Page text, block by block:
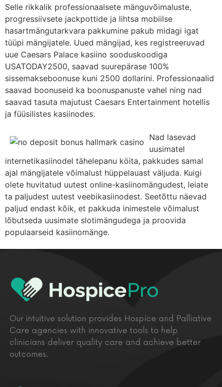
Selle rikkalik professionaalsete mänguvõimaluste,
progressiivsete jackpottide ja lihtsa mobiilse
hasartmängutarkvara pakkumine pakub midagi igat
tüüpi mängijatele. Uued mängijad, kes registreeruvad
uue Caesars Palace kasiino sooduskoodiga
USATODAY2500, saavad suurepärase 100%
sissemakseboonuse kuni 2500 dollarini. Professionaalid
saavad boonuseid ka boonuspanuste vahel ning nad
saavad tasuta majutust Caesars Entertainment hotellis
ja füüsilistes kasiinodes.
Nad lasevad
uusimatel
internetikasiinodel tähelepanu köita, pakkudes samal
ajal mängijatele võimalust hüppelauast väljuda. Kuigi
olete huvitatud uutest online-kasiinomängudest, leiate
ta paljudest uutest veebikasiinodest. Seetõttu näevad
paljud endast kõik, et pakkuda inimestele võimalust
lõbutseda uusimate slotimängudega ja proovida
populaarseid kasiinomänge.
Our intuitive solution provides Hospice and Palliative
Care agencies with innovative tools to help
clinicians deliver quality care and achieve better
outcomes.